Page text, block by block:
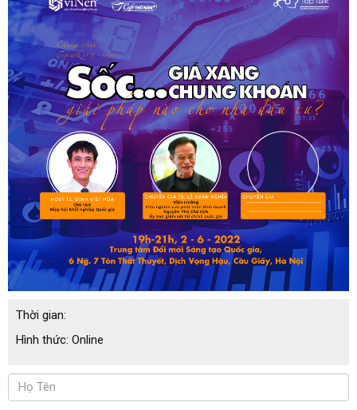
Thời gian:
Hình thức: Online